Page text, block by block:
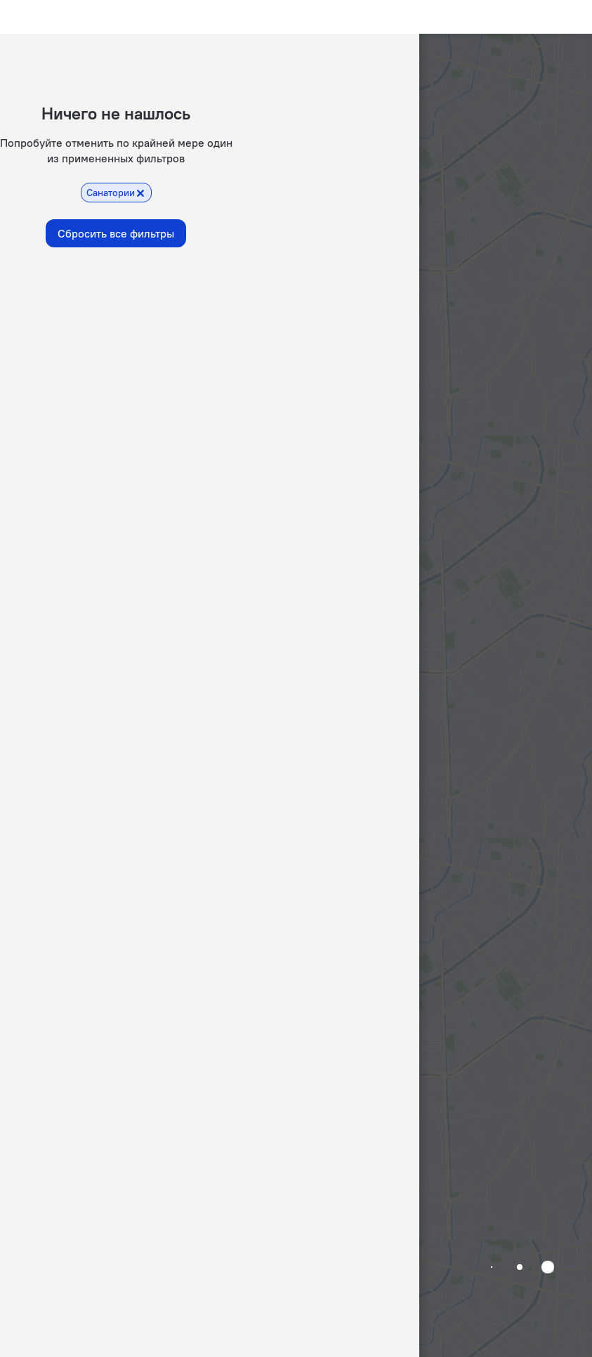
Ничего не нашлось
Попробуйте отменить по крайней мере один
из примененных фильтров
Санатории
Сбросить все фильтры